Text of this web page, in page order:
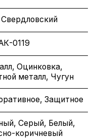
0119
Оцинковка,
металл, Чугун
Защитное
Серый, Белый,
коричневый